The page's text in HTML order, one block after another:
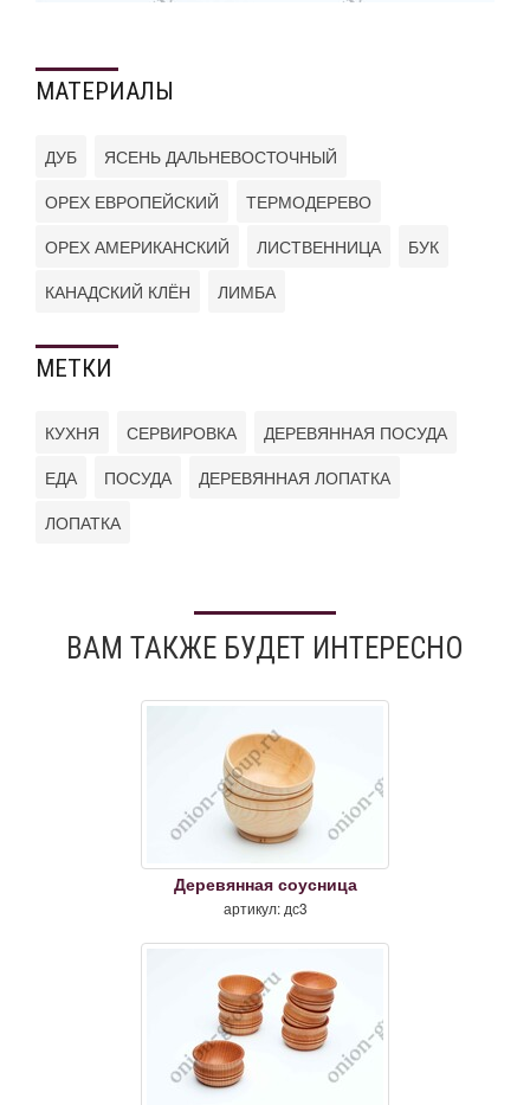
МАТЕРИАЛЫ
ДУБ
ЯСЕНЬ ДАЛЬНЕВОСТОЧНЫЙ
ОРЕХ ЕВРОПЕЙСКИЙ
ТЕРМОДЕРЕВО
ОРЕХ АМЕРИКАНСКИЙ
ЛИСТВЕННИЦА
БУК
КАНАДСКИЙ КЛЁН
ЛИМБА
МЕТКИ
КУХНЯ СЕРВИРОВКА
ДЕРЕВЯННАЯ ПОСУДА
ЕДА
ПОСУДА
ДЕРЕВЯННАЯ ЛОПАТКА
ЛОПАТКА
ВАМ ТАКЖЕ БУДЕТ ИНТЕРЕСНО
Деревянная соусница
артикул: дс3